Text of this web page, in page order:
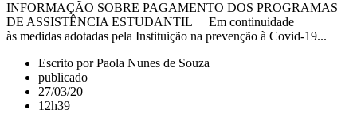
INFORMAÇÃO SOBRE PAGAMENTO DOS PROGRAMAS
DE ASSISTÊNCIA ESTUDANTIL Em continuidade
às medidas adotadas pela Instituição na prevenção à Covid-19...
Escrito por Paola Nunes de Souza
publicado
27/03/20
12h39